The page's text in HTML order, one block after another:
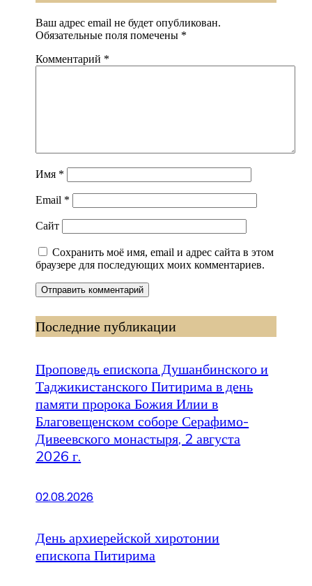
Ваш адрес email не будет опубликован.
Обязательные поля помечены *
Комментарий *
Имя *
Email *
Сайт
Сохранить моё имя, email и адрес сайта в этом
браузере для последующих моих комментариев.
Последние публикации
Проповедь епископа Душанбинского и
Таджикистанского Питирима в день
памяти пророка Божия Илии в
Благовещенском соборе Серафимо-
Дивеевского монастыря, 2 августа
2026 г.
02.08.2026
День архиерейской хиротонии
епископа Питирима